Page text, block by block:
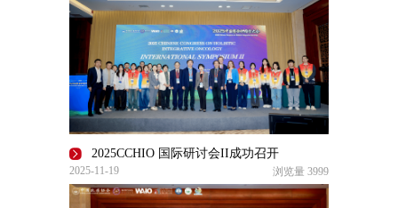
2025CCHIO 国际研讨会II成功召开
2025-11-19 浏览量 3999